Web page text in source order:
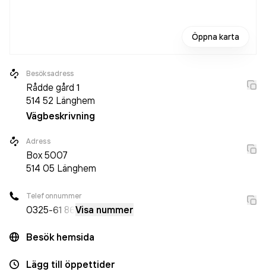
Öppna karta
Besöksadress
Rådde gård 1
514 52 Länghem
Vägbeskrivning
Adress
Box5007
514 05 Länghem
Telefonnummer
0325-61 86 Visa nummer
Besök hemsida
Lägg till öppettider